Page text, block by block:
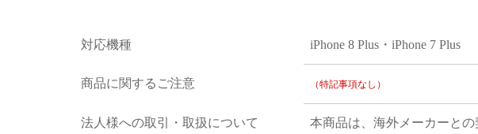
対応機種 iPhone 8 Plus・iPhone 7 Plus
商品に関するご注意 （特記事項なし）
法人様への取引・取扱について
本商品は、海外メーカーと